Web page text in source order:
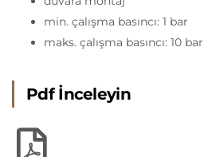
min. çalışma basıncı: 1 bar
maks. çalışma basıncı: 10 bar
Pdf İnceleyin